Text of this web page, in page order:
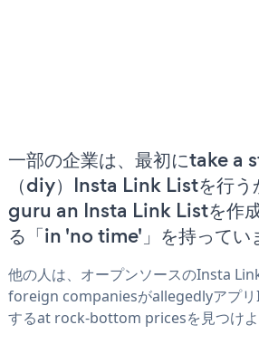
一部の企業は、最初にtake a
（diy）Insta Link Listを行
guru an Insta Link Listを作
る「in 'no time'」を持ってい
他の人は、オープンソースのInsta
foreign companiesがallegedlyアプ
するat rock-bottom pricesを見つけよ